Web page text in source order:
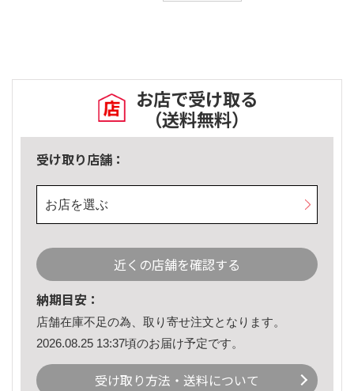
お店で受け取る
（送料無料）
受け取り店舗：
お店を選ぶ
近くの店舗を確認する
納期目安：
店舗在庫不足の為、取り寄せ注文となります。
2026.08.25 13:37頃のお届け予定です。
受け取り方法・送料について